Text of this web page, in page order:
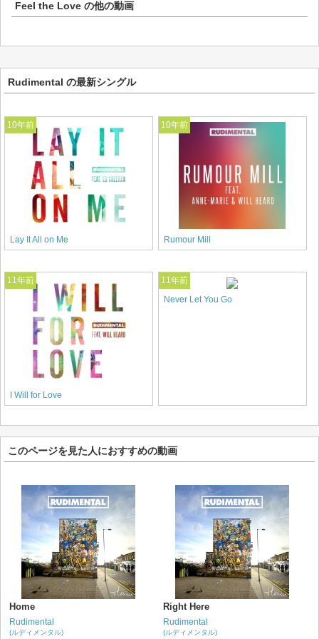
Feel the Love の他の動画
Rudimental の最新シングル
10年前
Lay It All on Me
10年前
Rumour Mill
11年前
I Will for Love
11年前
Never Let You Go
このページを見た人におすすめの動画
Home
Rudimental
(ルディメンタル)
Right Here
Rudimental
(ルディメンタル)